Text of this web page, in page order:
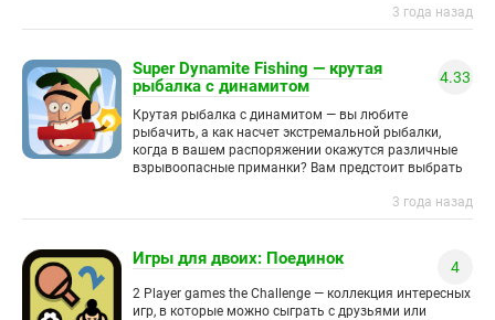
3 года назад
Super Dynamite Fishing — крутая
рыбалка с динамитом
4.33
Крутая рыбалка с динамитом — вы любите
рыбачить, а как насчет экстремальной рыбалки,
когда в вашем распоряжении окажутся различные
взрывоопасные приманки? Вам предстоит выбрать
3 года назад
Игры для двоих: Поединок 4
2 Player games the Challenge — коллекция интересных
игр, в которые можно сыграть с друзьями или